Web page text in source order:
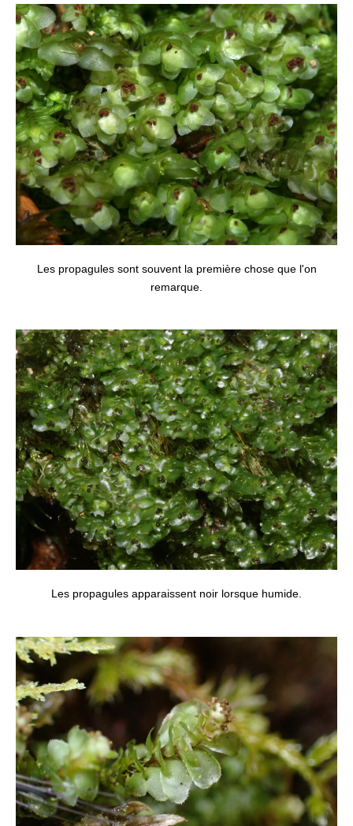
Les propagules sont souvent la première chose que l'on
remarque.
Les propagules apparaissent noir lorsque humide.